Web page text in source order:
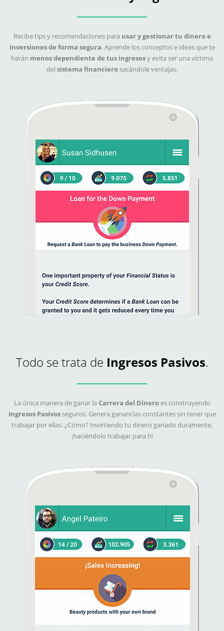
Recibe tips y recomendaciones para usar y gestionar tu dinero e
inversiones de forma segura. Aprende los conceptos e ideas que te
harán menos dependiente de tus ingresosy evita ser una víctima
del sistema financierosacándole ventajas.
Todo se trata de Ingresos Pasivos.
La única manera de ganar la Carrera del Dineroes construyendo
Ingresos Pasivosseguros. Genera ganancias constantes sin tener que
trabajar por ellas. ¿Cómo? Invirtiendo tu dinero ganado duramente,
¡haciéndolo trabajar para ti!